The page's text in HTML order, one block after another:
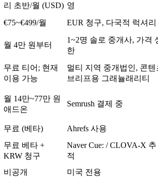
리 초반/월 (USD) 영
€75~€499/월
EUR 청구, 다국적 럭셔리
월 4만 원부터
1~2명 솔로 중개사, 가격
한
무료 티어; 현재
이용 가능
멀티 지역 중개법인, 콘텐
브리프용 그래뉼래리티
월 14만~77만 원
애드온
Semrush 결제 중
무료 (베타) Ahrefs 사용
무료 베타 +
KRW 청구
Naver Cue: / CLOVA-X 추
적
비공개 미국 전용